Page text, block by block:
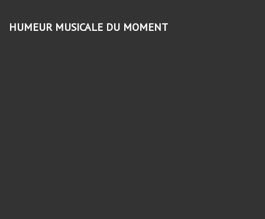
HUMEUR MUSICALE DU MOMENT